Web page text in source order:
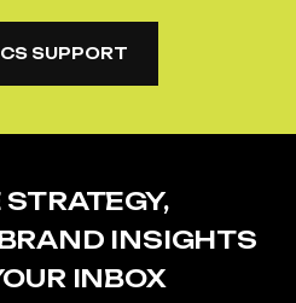
CS SUPPORT
INSIGHTS
INBOX